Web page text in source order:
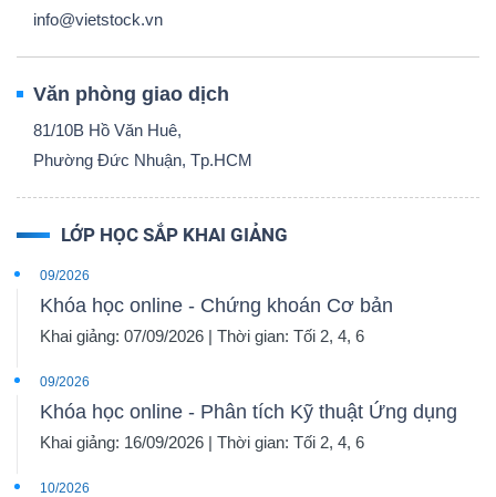
info@vietstock.vn
Văn phòng giao dịch
81/10B Hồ Văn Huê,
Phường Đức Nhuận, Tp.HCM
LỚP HỌC SẮP KHAI GIẢNG
09/2026
Khóa học online - Chứng khoán Cơ bản
Khai giảng: 07/09/2026 | Thời gian: Tối 2, 4, 6
09/2026
Khóa học online - Phân tích Kỹ thuật Ứng dụng
Khai giảng: 16/09/2026 | Thời gian: Tối 2, 4, 6
10/2026